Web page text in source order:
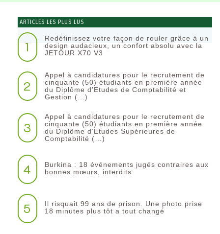
ARTICLES LES PLUS LUS
1
Redéfinissez votre façon de rouler grâce à un
design audacieux, un confort absolu avec la
JETOUR X70 V3
2
Appel à candidatures pour le recrutement de
cinquante (50) étudiants en première année
du Diplôme d’Etudes de Comptabilité et
Gestion (…)
3
Appel à candidatures pour le recrutement de
cinquante (50) étudiants en première année
du Diplôme d’Etudes Supérieures de
Comptabilité (…)
4
Burkina : 18 événements jugés contraires aux
bonnes mœurs, interdits
5
Il risquait 99 ans de prison. Une photo prise
18 minutes plus tôt a tout changé